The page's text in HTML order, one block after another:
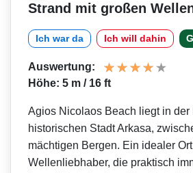
Strand mit großen
Ich war da Ich will dahin
Auswertung:
Höhe: 5 m / 16 ft
Agios Nicolaos Beach liegt in der
historischen Stadt Arkasa,
mächtigen Bergen. Ein idealer
Wellenliebhaber, die praktisch